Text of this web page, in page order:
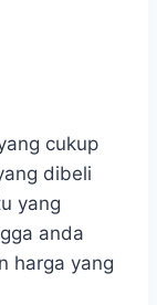
cukup
dibeli
yang
anda
harga yang